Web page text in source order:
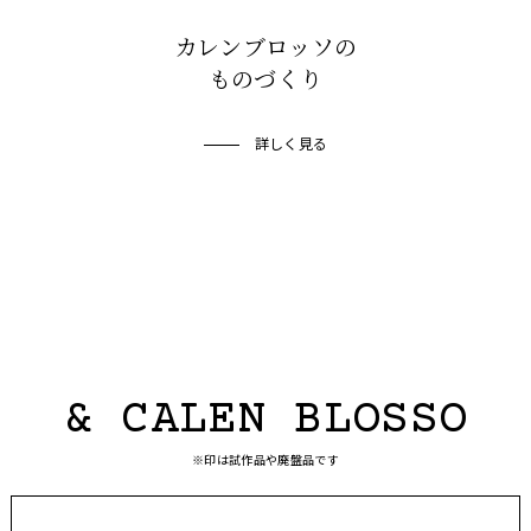
カレンブロッソの
ものづくり
詳しく見る
& CALEN BLOSSO
※印は試作品や廃盤品です